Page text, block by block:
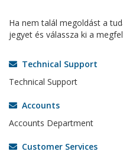
Ha nem talál megoldást a
jegyet és válassza ki a
Technical Support
Technical Support
Accounts
Accounts Department
Customer Services